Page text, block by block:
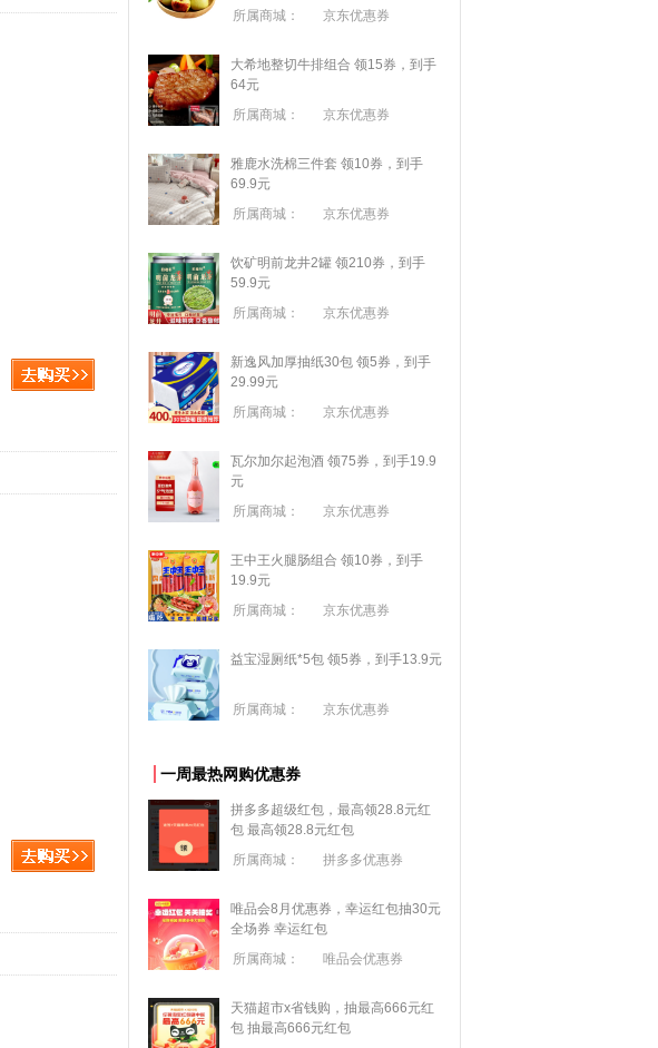
所属商城： 京东优惠券
大希地整切牛排组合 领15券，到手
64元
所属商城：
京东优惠券
雅鹿水洗棉三件套 领10券，到手
69.9元
所属商城：
京东优惠券
饮矿明前龙井2罐 领210券，到手
59.9元
所属商城：
京东优惠券
新逸风加厚抽纸30包 领5券，到手
29.99元
所属商城：
京东优惠券
瓦尔加尔起泡酒 领75券，到手19.9
元
所属商城：
京东优惠券
王中王火腿肠组合 领10券，到手
19.9元
所属商城：
京东优惠券
益宝湿厕纸*5包 领5券，到手13.9元
所属商城： 京东优惠券
一周最热网购优惠券
拼多多超级红包，最高领28.8元红
包 最高领28.8元红包
所属商城：
拼多多优惠券
唯品会8月优惠券，幸运红包抽30元
全场券 幸运红包
所属商城：
唯品会优惠券
天猫超市x省钱购，抽最高666元红
包 抽最高666元红包